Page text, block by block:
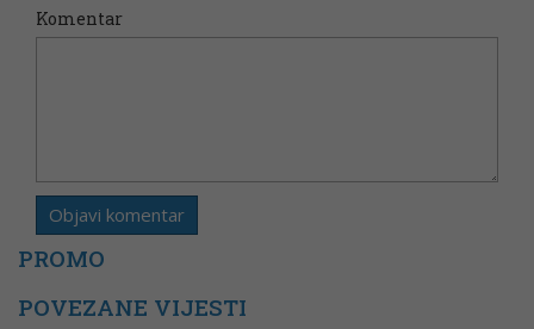
Komentar
PROMO
POVEZANE VIJESTI